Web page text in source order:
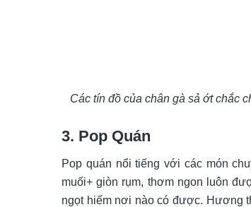
Các tín đồ của chân gà sả ớt chắc
3. Pop Quán
Pop quán nổi tiếng với các món
muối+ giòn rụm, thơm ngon luôn
ngọt hiếm nơi nào có được. Hương